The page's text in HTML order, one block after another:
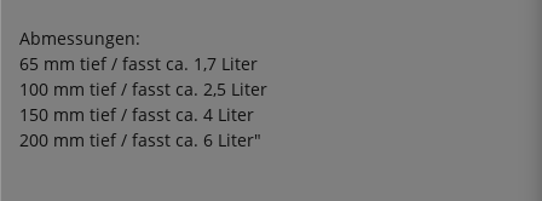
Abmessungen:
65 mm tief / fasst ca. 1,7 Liter
100 mm tief / fasst ca. 2,5 Liter
150 mm tief / fasst ca. 4 Liter
200 mm tief / fasst ca. 6 Liter"